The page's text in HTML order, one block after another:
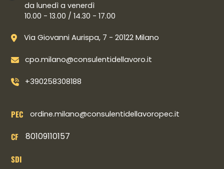
da lunedì a venerdì
10.00 - 13.00 / 14.30 - 17.00
Via Giovanni Aurispa, 7 - 20122 Milano
cpo.milano@consulentidellavoro.it
+390258308188
PEC ordine.milano@consulentidellavoropec.it
CF 80109110157
SDI